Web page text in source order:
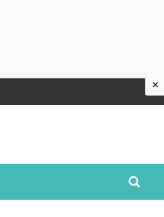
×